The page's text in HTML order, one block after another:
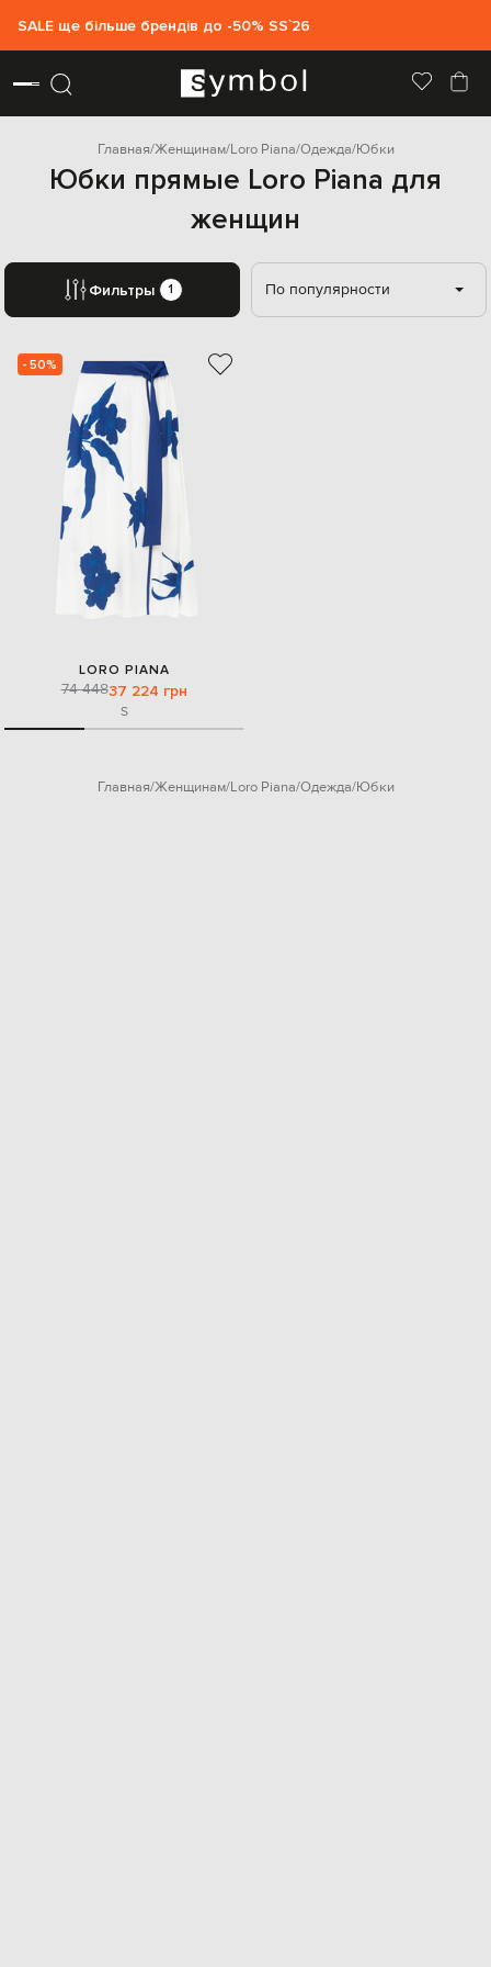
SALE ще більше брендів до -50% SS`26
Главная Женщинам Loro Piana Одежда Юбки
Юбки прямые Loro Piana для
женщин
Фильтры 1 По популярности
- 50%
LORO PIANA
74 44837 224 грн
S
Главная Женщинам Loro Piana Одежда Юбки